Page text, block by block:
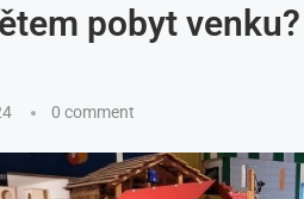
pobyt
0 comment